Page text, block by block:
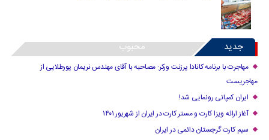
جدید محبوب
مهاجرت با برنامه کانادا پرزنت ورکر: مصاحبه با آقای مهندس نریمان پورطلایی از
مهاجریست
ایران کمپانی رونمایی شد!
آغاز ارائه ویزا کارت و مستر کارت در ایران از شهریور ۱۴۰۱
سیم کارت گرجستان دائمی در ایران